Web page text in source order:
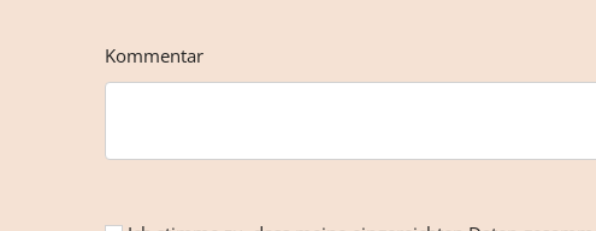
Kommentar